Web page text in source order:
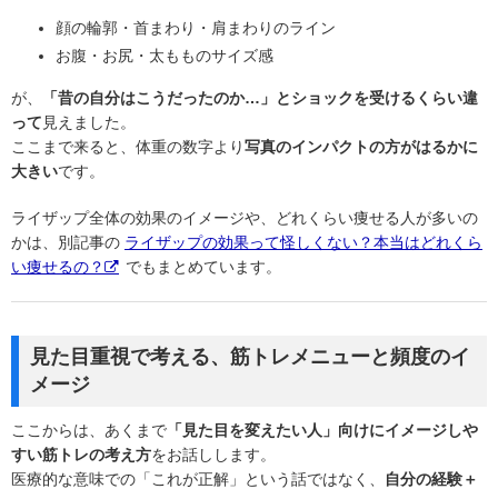
顔の輪郭・首まわり・肩まわりのライン
お腹・お尻・太もものサイズ感
が、
「昔の自分はこうだったのか…」とショックを受けるくらい違
って 見えました。
ここまで来ると、体重の数字より写真のインパクトの方がはるかに
大きいです。
ライザップ全体の効果のイメージや、どれくらい痩せる人が多いの
かは、別記事の ライザップの効果って怪しくない？本当はどれくら
い痩せるの？
でもまとめています。
見た目重視で考える、筋トレメニューと頻度のイ
メージ
ここからは、あくまで 「見た目を変えたい人」向けにイメージしや
すい筋トレの考え方をお話しします。
医療的な意味での「これが正解」という話ではなく、
自分の経験＋